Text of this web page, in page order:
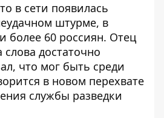
в сети появилась
штурме, в
более 60 россиян. Отец
слова достаточно
что мог быть среди
в новом перехвате
службы разведки